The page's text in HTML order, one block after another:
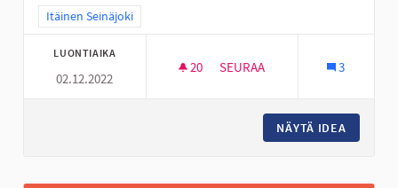
Rajaa tulokset teeman mukaan: Itäinen Seinäjoki
Itäinen Seinäjoki
LUONTIAIKA
02.12.2022
20 20 SEURAAJAA
SEURAA 3
NÄYTÄ IDEA